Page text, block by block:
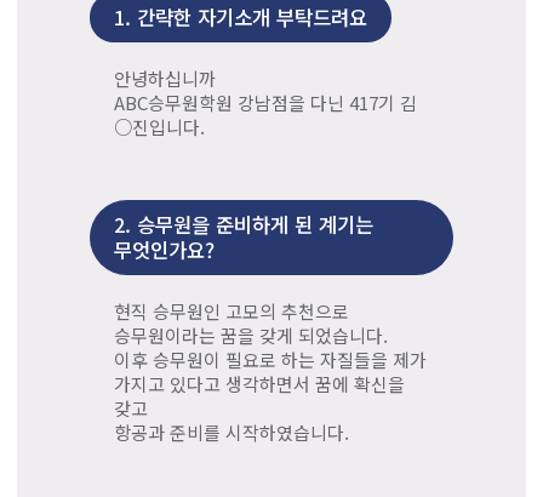
1. 간략한 자기소개 부탁드려요
안녕하십니까
ABC승무원학원 강남점을 다닌 417기 김
○진입니다.
2. 승무원을 준비하게 된 계기는
무엇인가요?
현직 승무원인 고모의 추천으로
승무원이라는 꿈을 갖게 되었습니다.
이후 승무원이 필요로 하는 자질들을 제가
가지고 있다고 생각하면서 꿈에 확신을
갖고
항공과 준비를 시작하였습니다.